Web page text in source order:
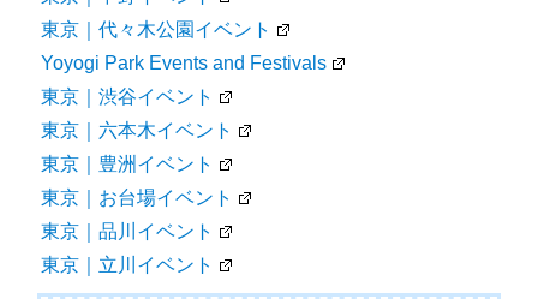
東京｜代々木公園イベント
Yoyogi Park Events and Festivals
東京｜渋谷イベント
東京｜六本木イベント
東京｜豊洲イベント
東京｜お台場イベント
東京｜品川イベント
東京｜立川イベント